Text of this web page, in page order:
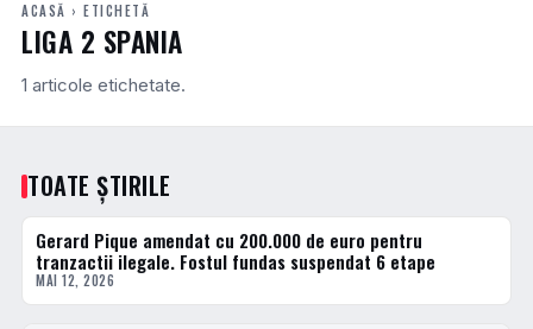
ACASĂ › ETICHETĂ
LIGA 2 SPANIA
1 articole etichetate.
TOATE ȘTIRILE
FOTBAL EXTERN
Gerard Pique amendat cu 200.000 de euro pentru
tranzactii ilegale. Fostul fundas suspendat 6 etape
MAI 12, 2026